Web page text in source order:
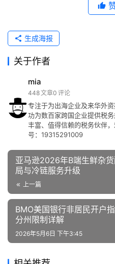
生成海报
关于作者
mia
448文章0 评论
专注于为出海企业及来华外
功为数百家跨国企业提供税
丰富、值得信赖的税务伙伴
号：19315291009
亚马逊2026年B端生鲜杂
局与冷链服务升级
上一篇
BMO美国银行非居民开户
分州限制详解
2026年5月6日 下午3:45